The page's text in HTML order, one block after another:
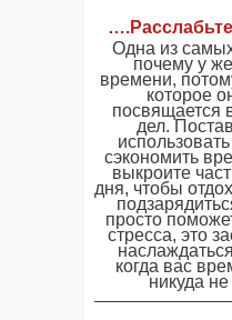
….
Одна из
почему у
времени,
которое
посвящается
дел.
сэкономить
выкроите
дня, чтобы
просто
стресса, это
когда вас
никуда